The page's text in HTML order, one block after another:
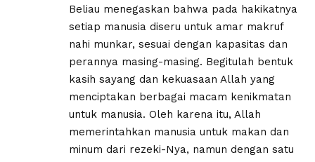
Beliau menegaskan bahwa pada hakikatnya
setiap manusia diseru untuk amar makruf
nahi munkar, sesuai dengan kapasitas dan
perannya masing-masing. Begitulah bentuk
kasih sayang dan kekuasaan Allah yang
menciptakan berbagai macam kenikmatan
untuk manusia. Oleh karena itu, Allah
memerintahkan manusia untuk makan dan
minum dari rezeki-Nya, namun dengan satu